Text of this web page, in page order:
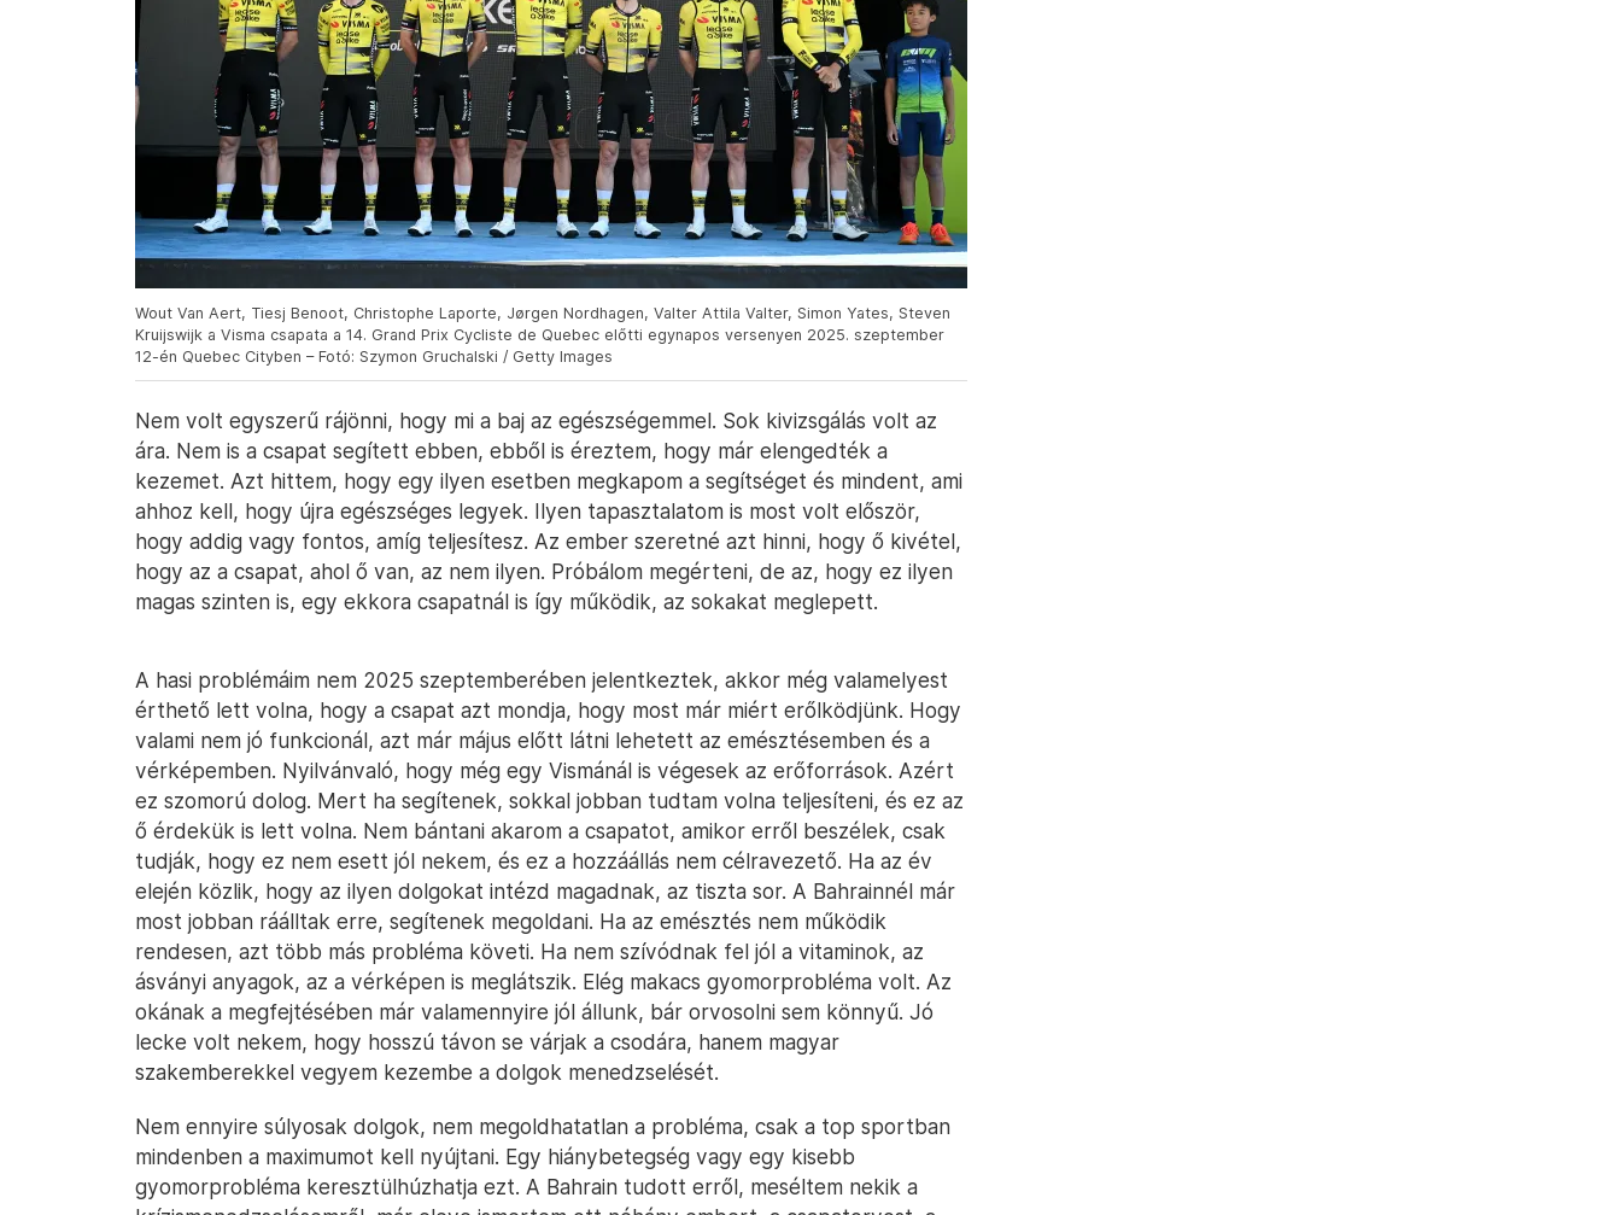
Wout Van Aert, Tiesj Benoot, Christophe Laporte, Jørgen Nordhagen, Valter Attila Valter, Simon Yates, Steven
Kruijswijk a Visma csapata a 14. Grand Prix Cycliste de Quebec előtti egynapos versenyen 2025. szeptember
12-én Quebec Cityben – Fotó: Szymon Gruchalski / Getty Images
Nem volt egyszerű rájönni, hogy mi a baj az egészségemmel. Sok kivizsgálás volt az
ára. Nem is a csapat segített ebben, ebből is éreztem, hogy már elengedték a
kezemet. Azt hittem, hogy egy ilyen esetben megkapom a segítséget és mindent, ami
ahhoz kell, hogy újra egészséges legyek. Ilyen tapasztalatom is most volt először,
hogy addig vagy fontos, amíg teljesítesz. Az ember szeretné azt hinni, hogy ő kivétel,
hogy az a csapat, ahol ő van, az nem ilyen. Próbálom megérteni, de az, hogy ez ilyen
magas szinten is, egy ekkora csapatnál is így működik, az sokakat meglepett.
A hasi problémáim nem 2025 szeptemberében jelentkeztek, akkor még valamelyest
érthető lett volna, hogy a csapat azt mondja, hogy most már miért erőlködjünk. Hogy
valami nem jó funkcionál, azt már május előtt látni lehetett az emésztésemben és a
vérképemben. Nyilvánvaló, hogy még egy Vismánál is végesek az erőforrások. Azért
ez szomorú dolog. Mert ha segítenek, sokkal jobban tudtam volna teljesíteni, és ez az
ő érdekük is lett volna. Nem bántani akarom a csapatot, amikor erről beszélek, csak
tudják, hogy ez nem esett jól nekem, és ez a hozzáállás nem célravezető. Ha az év
elején közlik, hogy az ilyen dolgokat intézd magadnak, az tiszta sor. A Bahrainnél már
most jobban ráálltak erre, segítenek megoldani. Ha az emésztés nem működik
rendesen, azt több más probléma követi. Ha nem szívódnak fel jól a vitaminok, az
ásványi anyagok, az a vérképen is meglátszik. Elég makacs gyomorprobléma volt. Az
okának a megfejtésében már valamennyire jól állunk, bár orvosolni sem könnyű. Jó
lecke volt nekem, hogy hosszú távon se várjak a csodára, hanem magyar
szakemberekkel vegyem kezembe a dolgok menedzselését.
Nem ennyire súlyosak dolgok, nem megoldhatatlan a probléma, csak a top sportban
mindenben a maximumot kell nyújtani. Egy hiánybetegség vagy egy kisebb
gyomorprobléma keresztülhúzhatja ezt. A Bahrain tudott erről, meséltem nekik a